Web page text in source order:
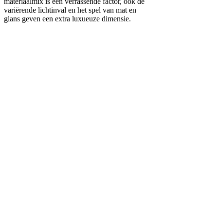
variërende lichtinval en het spel van mat en
glans geven een extra luxueuze dimensie.